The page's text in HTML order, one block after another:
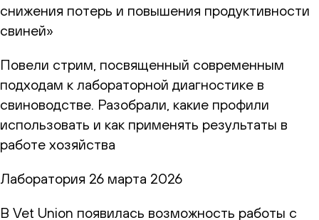
снижения потерь и повышения продуктивности
свиней»
Повели стрим, посвященный современным
подходам к лабораторной диагностике в
свиноводстве. Разобрали, какие профили
использовать и как применять результаты в
работе хозяйства
Лаборатория 26 марта 2026
В Vet Union появилась возможность работы с